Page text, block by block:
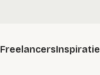
FreelancersInspiratie